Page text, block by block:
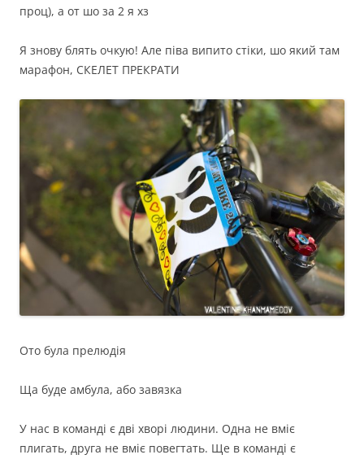
проц), а от шо за 2 я хз
Я знову блять очкую! Але піва випито стіки, шо який там
марафон, СКЕЛЕТ ПРЕКРАТИ
Ото була прелюдія
Ща буде амбула, або завязка
У нас в команді є дві хворі людини. Одна не вміє
плигать, друга не вміє повегтать. Ще в команді є